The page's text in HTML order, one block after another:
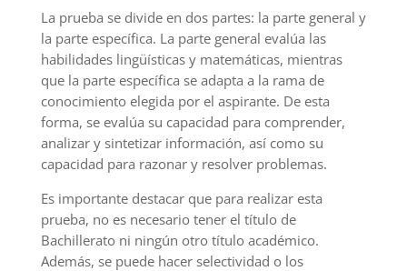
La prueba se divide en dos partes: la parte general y
la parte específica. La parte general evalúa las
habilidades lingüísticas y matemáticas, mientras
que la parte específica se adapta a la rama de
conocimiento elegida por el aspirante. De esta
forma, se evalúa su capacidad para comprender,
analizar y sintetizar información, así como su
capacidad para razonar y resolver problemas.
Es importante destacar que para realizar esta
prueba, no es necesario tener el título de
Bachillerato ni ningún otro título académico.
Además, se puede hacer selectividad o los